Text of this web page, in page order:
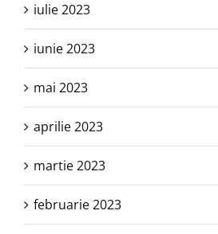
iulie 2023
iunie 2023
mai 2023
aprilie 2023
martie 2023
februarie 2023